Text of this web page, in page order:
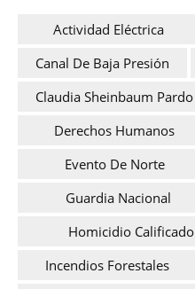
Actividad Eléctrica
Canal De Baja Presión
Claudia Sheinbaum Pardo
Derechos Humanos
Evento De Norte
Guardia Nacional
Homicidio Calificado
Incendios Forestales